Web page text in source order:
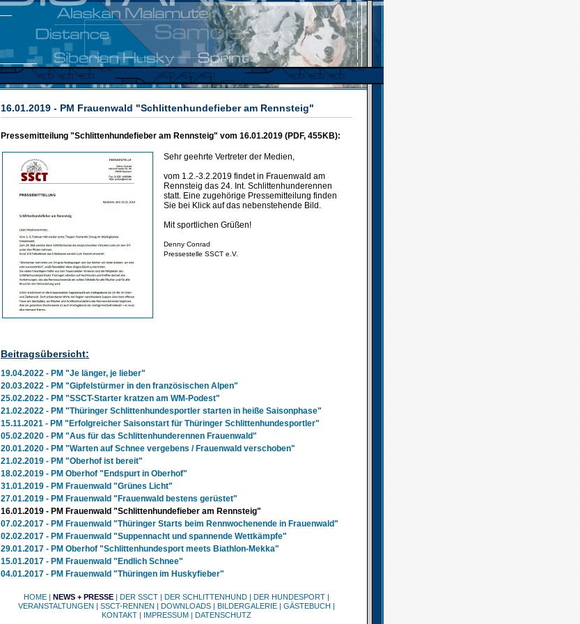
16.01.2019 - PM Frauenwald "Schlittenhundefieber am Rennsteig"
Pressemitteilung "Schlittenhundefieber am Rennsteig" vom 16.01.2019 (PDF, 455KB):
Sehr geehrte Vertreter der Medien,
vom 1.2.-3.2.2019 findet in Frauenwald am
Rennsteig das 24. Int. Schlittenhunderennen
statt. Eine zugehörige Pressemitteilung finden
Sie bei Klick auf das nebenstehende Bild.
Mit sportlichen Grüßen!
Denny Conrad
Pressestelle SSCT e.V.
Beitragsübersicht:
19.04.2022 - PM "Je länger, je lieber"
20.03.2022 - PM "Gipfelstürmer in den französischen Alpen"
25.02.2022 - PM "SSCT-Starter kratzen am WM-Podest"
21.02.2022 - PM "Thüringer Schlittenhundesportler starten in heiße Saisonphase"
15.11.2021 - PM "Erfolgreicher Saisonstart für Thüringer Schlittenhundesportler"
05.02.2020 - PM "Aus für das Schlittenhunderennen Frauenwald"
20.01.2020 - PM "Warten auf Schnee vergebens / Frauenwald verschoben"
21.02.2019 - PM "Oberhof ist bereit"
18.02.2019 - PM Oberhof "Endspurt in Oberhof"
31.01.2019 - PM Frauenwald "Grünes Licht"
27.01.2019 - PM Frauenwald "Frauenwald bestens gerüstet"
16.01.2019 - PM Frauenwald "Schlittenhundefieber am Rennsteig"
07.02.2017 - PM Frauenwald "Thüringer Starts beim Rennwochenende in Frauenwald"
02.02.2017 - PM Frauenwald "Suppennacht und spannende Wettkämpfe"
29.01.2017 - PM Oberhof "Schlittenhundesport meets Biathlon-Mekka"
15.01.2017 - PM Frauenwald "Endlich Schnee"
04.01.2017 - PM Frauenwald "Thüringen im Huskyfieber"
HOME| NEWS + PRESSE| DER SSCT| DER SCHLITTENHUND| DER HUNDESPORT|
VERANSTALTUNGEN | SSCT-RENNEN | DOWNLOADS| BILDERGALERIE| GÄSTEBUCH |
KONTAKT| IMPRESSUM| DATENSCHUTZ